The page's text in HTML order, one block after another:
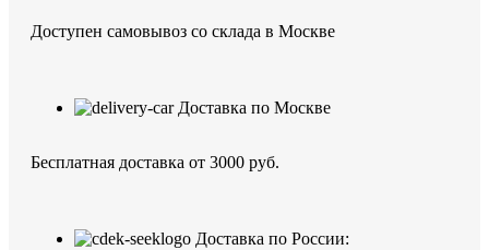
Доступен самовывоз со склада в Москве
Доставка по Москве
Бесплатная доставка от 3000 руб.
Доставка по России: